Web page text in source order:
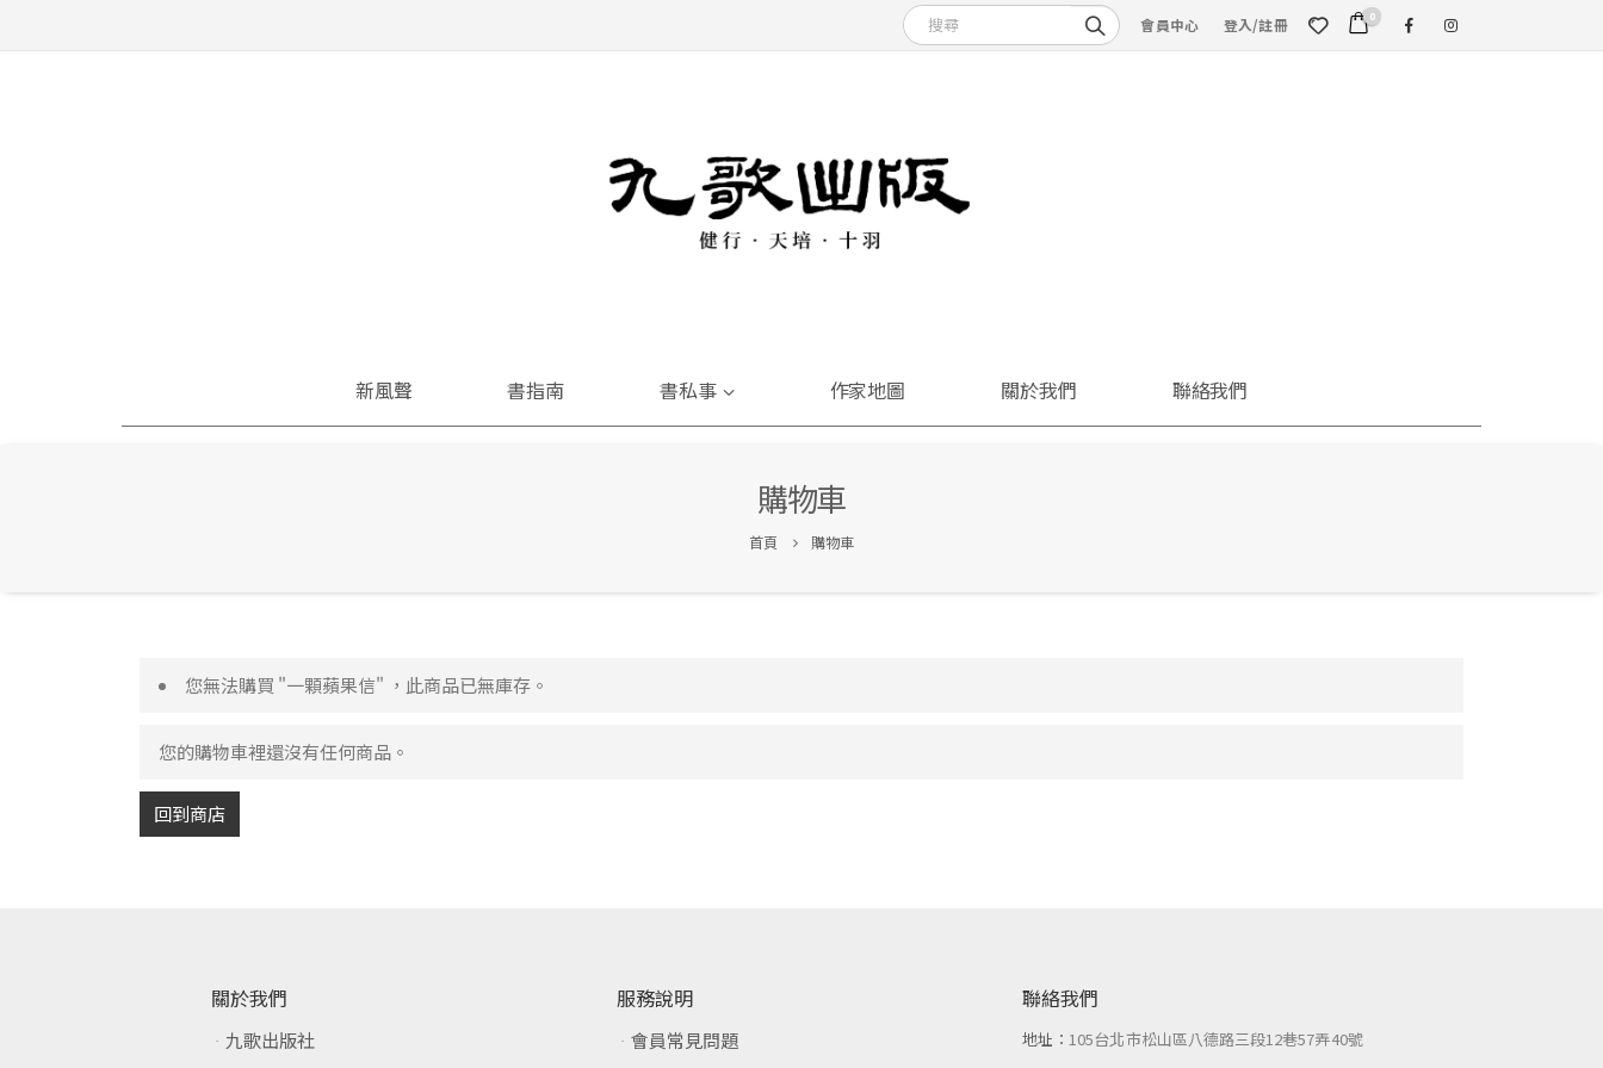
會員中心 登入/註冊 0
新風聲 書指南 書私事 作家地圖 關於我們 聯絡我們
購物車
首頁 購物車
您無法購買 "一顆蘋果信" ，此商品已無庫存。
您的購物車裡還沒有任何商品。
回到商店
關於我們
九歌出版社
服務說明
會員常見問題
聯絡我們
地址： 105台北市松山區八德路三段12巷57弄40號